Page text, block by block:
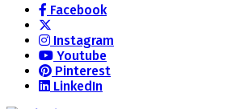
Facebook
Instagram
Youtube
Pinterest
LinkedIn